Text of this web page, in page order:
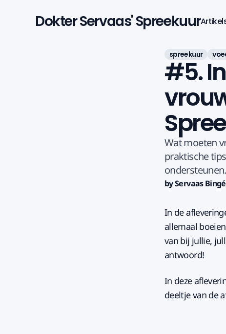
Dokter Servaas' Spreekuur
spreekuur
#5.
Wat moeten
praktische
ondersteunen.
by Servaas Bingé
In de
allemaal
van bij jullie,
antwoord!
In deze
deeltje van de